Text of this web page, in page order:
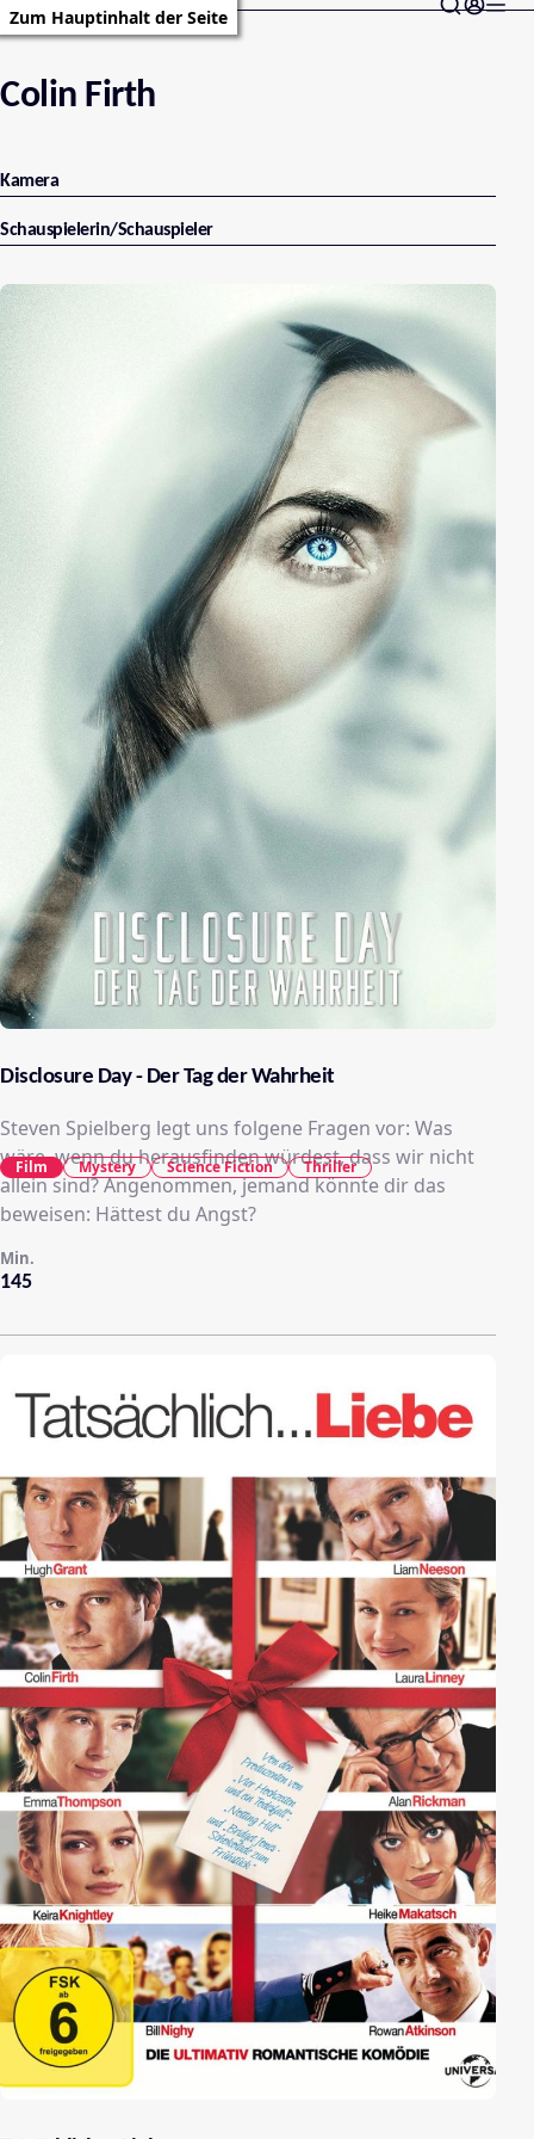
Zum Hauptinhalt der Seite
Colin Firth
Kamera
Schauspielerin/Schauspieler
Disclosure Day - Der Tag der Wahrheit
Steven Spielberg legt uns folgene Fragen vor: Was
wäre, wenn du herausfinden würdest, dass wir nicht
allein sind? Angenommen, jemand könnte dir das
beweisen: Hättest du Angst?
145
Min.
Film Mystery Science Fiction Thriller